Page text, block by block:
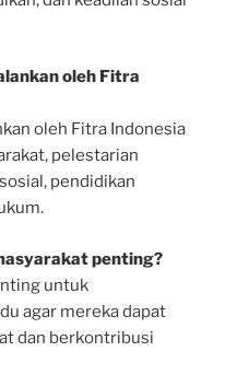
oleh Fitra
oleh Fitra Indonesia
pelestarian
pendidikan
penting?
untuk
agar mereka dapat
dan berkontribusi